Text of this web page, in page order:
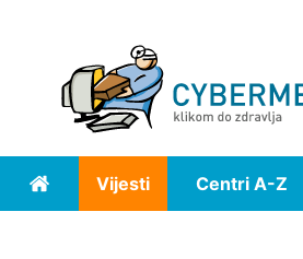
Home Vijesti Centri A-Z